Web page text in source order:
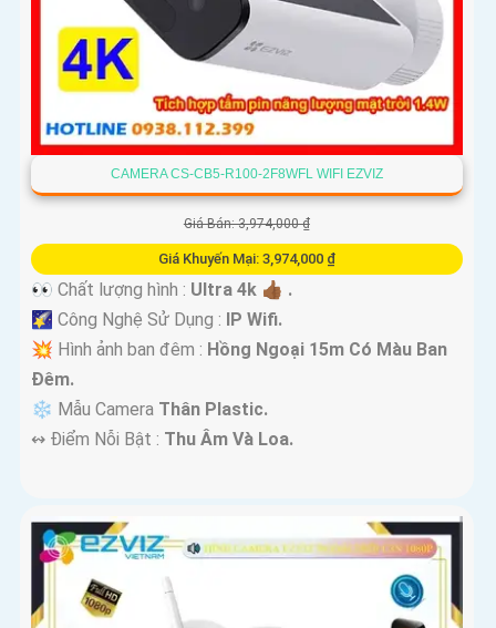
CAMERA CS-CB5-R100-2F8WFL WIFI EZVIZ
Giá Bán: 3,974,000 ₫
Giá Khuyến Mại: 3,974,000 ₫
️
👀 Chất lượng hình : Ultra 4k 👍🏾 .
🌠 Công Nghệ Sử Dụng :
IP Wifi.
💥 Hình ảnh ban đêm : Hồng Ngoại 15m Có Màu Ban
Ðêm.
❄ Mẫu Camera Thân Plastic.
️↭ Điểm Nỗi Bật : Thu Âm Và Loa.